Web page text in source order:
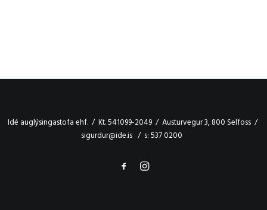
Idé auglýsingastofa ehf. / Kt. 541099-2049 / Austurvegur 3, 800 Selfoss /
sigurdur@ide.is / s: 537 0200